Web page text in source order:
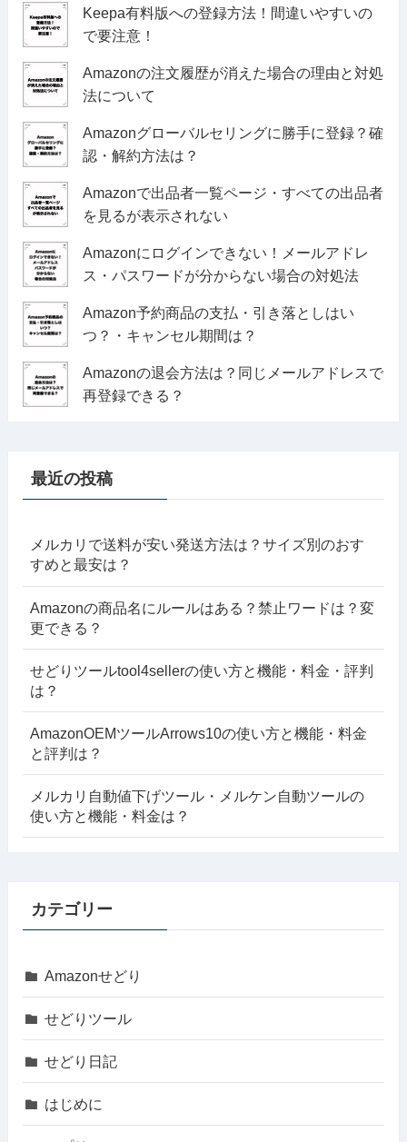
Keepa有料版への登録方法！間違いやすいの
で要注意！
Amazonの注文履歴が消えた場合の理由と対処
法について
Amazonグローバルセリングに勝手に登録？確
認・解約方法は？
Amazonで出品者一覧ページ・すべての出品者
を見るが表示されない
Amazonにログインできない！メールアドレ
ス・パスワードが分からない場合の対処法
Amazon予約商品の支払・引き落としはい
つ？・キャンセル期間は？
Amazonの退会方法は？同じメールアドレスで
再登録できる？
最近の投稿
メルカリで送料が安い発送方法は？サイズ別のおす
すめと最安は？
Amazonの商品名にルールはある？禁止ワードは？変
更できる？
せどりツールtool4sellerの使い方と機能・料金・評判
は？
AmazonOEMツールArrows10の使い方と機能・料金
と評判は？
メルカリ自動値下げツール・メルケン自動ツールの
使い方と機能・料金は？
カテゴリー
Amazonせどり
せどりツール
せどり日記
はじめに